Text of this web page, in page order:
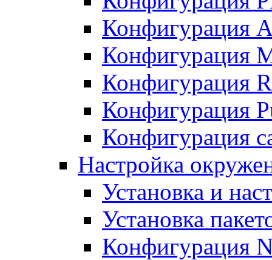
Конфигурация
Конфигурация
Конфигурация
Конфигурация
Конфигурация
Настройка
Установка и
Установка
Конфигурация